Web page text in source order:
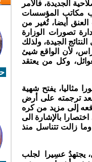
الجديدة، فالأمر
مكاتب المؤسسات
العنق أيضا، تُغير من
تصورات الوزارة
الجيدة، ولذلك
لأن الواقع شيئ
وكل من يعتقد
مثاليا، يفتح شهية
ترجمته على أرض
إلى مزيد من كره
بالإشارة الى
زالت تتناسل منذ
يجتهدُ عسِيرا لجلب